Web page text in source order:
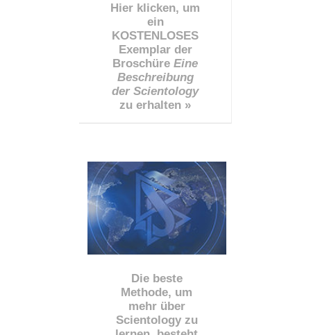
Hier klicken, um
ein
KOSTENLOSES
Exemplar der
Broschüre Eine
Beschreibung
der Scientology
zu erhalten »
Die beste
Methode, um
mehr über
Scientology zu